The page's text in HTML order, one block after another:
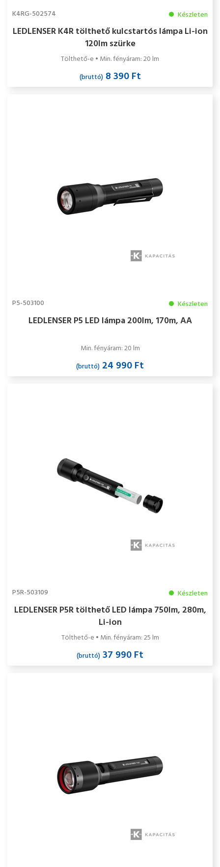
K4RG-502574 Készleten
LEDLENSER K4R tölthető kulcstartós lámpa Li-ion
120lm szürke
Tölthető-e • Min. fényáram: 20 lm
(bruttó)8 390 Ft
P5-503100 Készleten
LEDLENSER P5 LED lámpa 200lm, 170m, AA
Min. fényáram: 20 lm
(bruttó) 24 990 Ft
P5R-503109 Készleten
LEDLENSER P5R tölthető LED lámpa 750lm, 280m,
Li-ion
Tölthető-e • Min. fényáram: 25 lm
(bruttó) 37 990 Ft